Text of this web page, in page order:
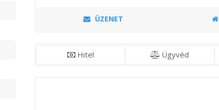
ÜZENET
Hitel Ügyvéd